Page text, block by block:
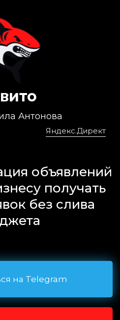
Антонова
Яндекс.Директ
объявлений
получать
без слива
на Telegram